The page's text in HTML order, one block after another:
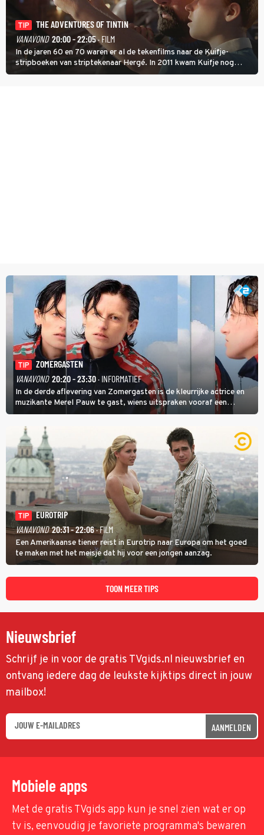
TIP
THE ADVENTURES OF TINTIN
VANAVOND 20:00 - 22:05· FILM
In de jaren 60 en 70 waren er al de tekenfilms naar de Kuifje-
stripboeken van striptekenaar Hergé. In 2011 kwam Kuifje nog
meer tot leven in The Adventures of Tintin van Steven Spielberg.
TIP
ZOMERGASTEN
VANAVOND 20:20 - 23:30· INFORMATIEF
In de derde aflevering van Zomergasten is de kleurrijke actrice en
muzikante Merel Pauw te gast, wiens uitspraken vooraf een
boeiende avond beloven: 'Mijn ideale televisieavond is zoals mijn
identiteit: grenzeloos, absurd en vol angsten'.
TIP
EUROTRIP
VANAVOND 20:31 - 22:06· FILM
Een Amerikaanse tiener reist in Eurotrip naar Europa om het goed
te maken met het meisje dat hij voor een jongen aanzag.
TOON MEER TIPS
Nieuwsbrief
Schrijf je in voor de gratis TVgids.nl nieuwsbrief en
ontvang iedere dag de leukste kijktips direct in jouw
mailbox!
AANMELDEN
Mobiele apps
Met de gratis TVgids app kun je snel zien wat er op
tv is, eenvoudig je favoriete programma's bewaren